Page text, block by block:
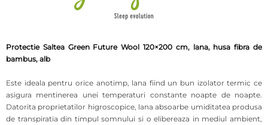
Protectie Saltea Green Future Wool 120×200 cm, lana, husa fibra de
bambus, alb
Este ideala pentru orice anotimp, lana fiind un bun izolator termic ce
asigura mentinerea unei temperaturi constante noapte de noapte.
Datorita proprietatilor higroscopice, lana absoarbe umiditatea produsa
de transpiratia din timpul somnului si o elibereaza in mediul ambient,